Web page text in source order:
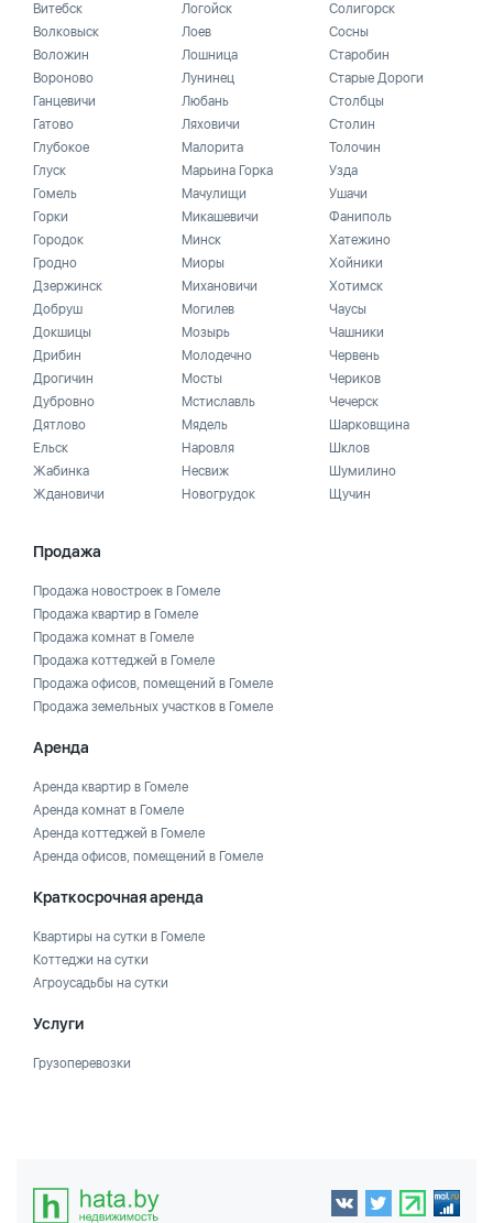
Витебск
Волковыск
Воложин
Вороново
Ганцевичи
Гатово
Глубокое
Глуск
Гомель
Горки
Городок
Гродно
Дзержинск
Добруш
Докшицы
Дрибин
Дрогичин
Дубровно
Дятлово
Ельск
Жабинка
Ждановичи
Логойск
Лоев
Лошница
Лунинец
Любань
Ляховичи
Малорита
Марьина Горка
Мачулищи
Микашевичи
Минск
Миоры
Михановичи
Могилев
Мозырь
Молодечно
Мосты
Мстиславль
Мядель
Наровля
Несвиж
Новогрудок
Солигорск
Сосны
Старобин
Старые Дороги
Столбцы
Столин
Толочин
Узда
Ушачи
Фаниполь
Хатежино
Хойники
Хотимск
Чаусы
Чашники
Червень
Чериков
Чечерск
Шарковщина
Шклов
Шумилино
Щучин
Продажа
Продажа новостроек в Гомеле
Продажа квартир в Гомеле
Продажа комнат в Гомеле
Продажа коттеджей в Гомеле
Продажа офисов, помещений в Гомеле
Продажа земельных участков в Гомеле
Аренда
Аренда квартир в Гомеле
Аренда комнат в Гомеле
Аренда коттеджей в Гомеле
Аренда офисов, помещений в Гомеле
Краткосрочная аренда
Квартиры на сутки в Гомеле
Коттеджи на сутки
Агроусадьбы на сутки
Услуги
Грузоперевозки